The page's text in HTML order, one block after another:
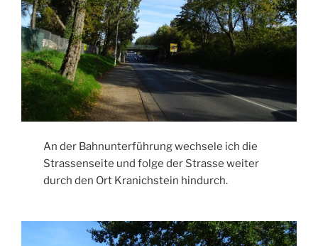
An der Bahnunterführung wechsele ich die
Strassenseite und folge der Strasse weiter
durch den Ort Kranichstein hindurch.